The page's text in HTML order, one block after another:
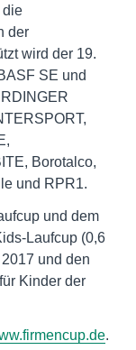
die
der
wird der 19.
SE und
Borotalco,
und RPR1.
und dem
Laufcup (0,6
und den
Kinder der
.